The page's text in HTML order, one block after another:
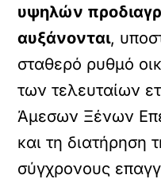
υψηλών
αυξάνονται,
σταθερό ρυθμό
των τελευταίων
Άμεσων Ξένων
και τη διατήρηση
σύγχρονους